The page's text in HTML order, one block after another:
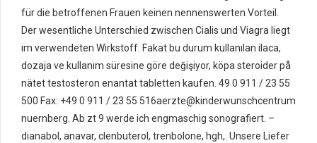
für die betroffenen Frauen keinen nennenswerten Vorteil.
Der wesentliche Unterschied zwischen Cialis und Viagra liegt
im verwendeten Wirkstoff. Fakat bu durum kullanılan ilaca,
dozaja ve kullanım süresine göre değişiyor, köpa steroider på
nätet testosteron enantat tabletten kaufen. 49 0 911 / 23 55
500 Fax: +49 0 911 / 23 55 516aerzte@kinderwunschcentrum
nuernberg. Ab zt 9 werde ich engmaschig sonografiert. –
dianabol, anavar, clenbuterol, trenbolone, hgh,. Unsere Liefer